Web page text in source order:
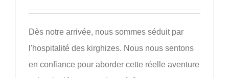
Dès notre arrivée, nous sommes séduit par
l'hospitalité des kirghizes. Nous nous sentons
en confiance pour aborder cette réelle aventure